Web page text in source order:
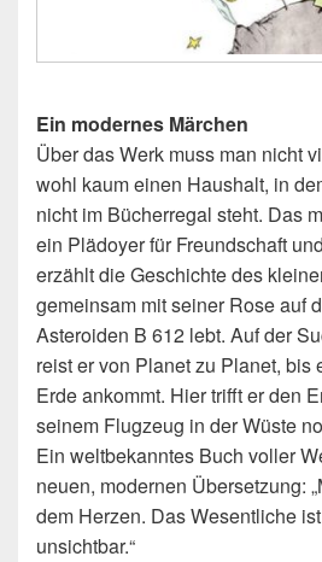
Ein modernes Märchen
Über das Werk muss man nicht
wohl kaum einen Haushalt, in
nicht im Bücherregal steht. Das
ein Plädoyer für Freundschaft
erzählt die Geschichte des
gemeinsam mit seiner Rose auf
Asteroiden B 612 lebt. Auf der
reist er von Planet zu Planet, bis
Erde ankommt. Hier trifft er den
seinem Flugzeug in der Wüste
Ein weltbekanntes Buch voller
neuen, modernen Übersetzung:
dem Herzen. Das Wesentliche
unsichtbar.“